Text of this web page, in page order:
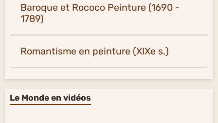
Baroque et Rococo Peinture (1690 -
1789)
Romantisme en peinture (XIXe s.)
Le Monde en vidéos